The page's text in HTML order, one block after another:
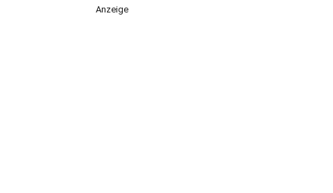
Anzeige